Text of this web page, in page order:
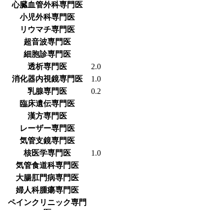
心臓血管外科専門医
小児外科専門医
リウマチ専門医
超音波専門医
細胞診専門医
透析専門医
2.0
消化器内視鏡専門医
1.0
乳腺専門医
0.2
臨床遺伝専門医
漢方専門医
レーザー専門医
気管支鏡専門医
核医学専門医
1.0
気管食道科専門医
大腸肛門病専門医
婦人科腫瘍専門医
ペインクリニック専門